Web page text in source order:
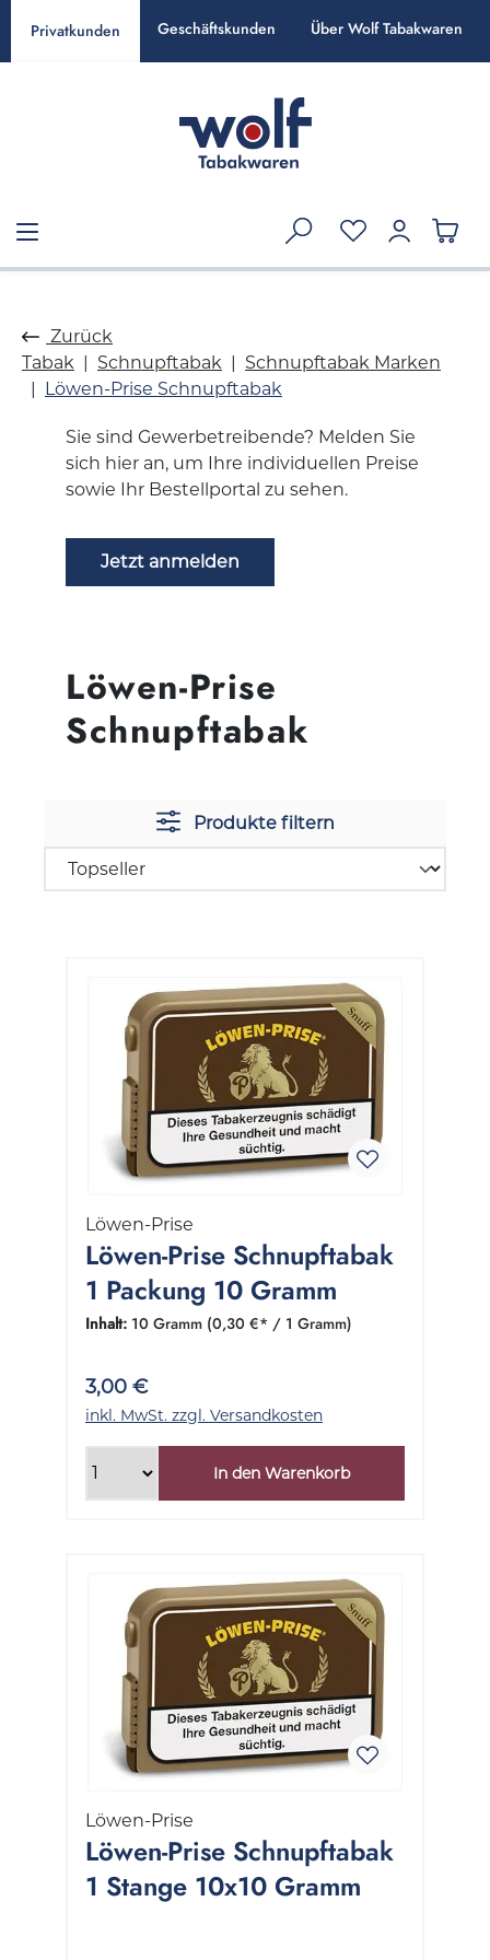
springen
Privatkunden Geschäftskunden Über Wolf Tabakwaren
Zurück
Tabak
Schnupftabak
Schnupftabak Marken
Löwen-Prise Schnupftabak
Löwen-Prise
Schnupftabak
Sie sind Gewerbetreibende? Melden Sie
sich hier an, um Ihre individuellen Preise
sowie Ihr Bestellportal zu sehen.
Jetzt anmelden
Produkte filtern
Löwen-Prise
Löwen-Prise Schnupftabak
1 Packung 10 Gramm
Inhalt: 10 Gramm (0,30 €* / 1 Gramm)
3,00 €
inkl. MwSt. zzgl. Versandkosten
In den Warenkorb
Löwen-Prise
Löwen-Prise Schnupftabak
1 Stange 10x10 Gramm